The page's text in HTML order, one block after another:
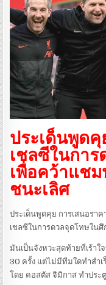
ประเด็นพูดคุ
เชลซีในกา
เพื่อคว้าแช
ชนะเลิศ
ประเด็นพูดคุย การเสนอรา
เชลซีในการดวลจุดโทษในศึ
มันเป็นจังหวะสุดท้ายที่เร้าใ
30 ครั้ง แต่ไม่มีทีมใดทำสำ
โดย คอสตัส จิมิกาส ทำประ